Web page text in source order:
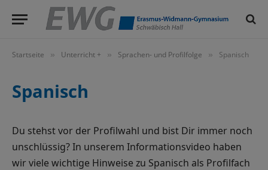
Startseite » Unterricht + » Sprachen- und Profilfolge » Spanisch
Spanisch
Du stehst vor der Profilwahl und bist Dir immer noch
unschlüssig? In unserem Informationsvideo haben
wir viele wichtige Hinweise zu Spanisch als Profilfach